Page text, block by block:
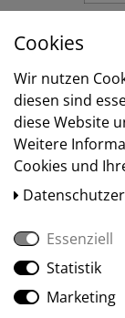
Versand
Social Media
Cookies
Wir nutzen
diesen sind
diese Website
Weitere
Cookies und
Essenziell
Statistik
Marketing